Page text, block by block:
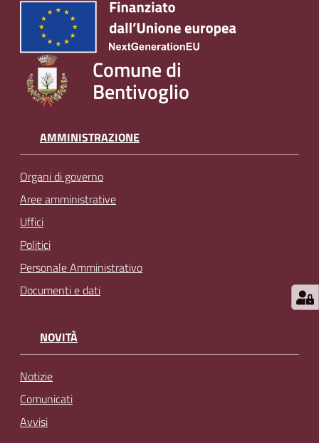
Tutti
argomenti...
Seguici
su
Comune di
Bentivoglio
AMMINISTRAZIONE
Organi di governo
Aree amministrative
Uffici
Politici
Personale Amministrativo
Documenti e dati
NOVITÀ
Notizie
Comunicati
Avvisi